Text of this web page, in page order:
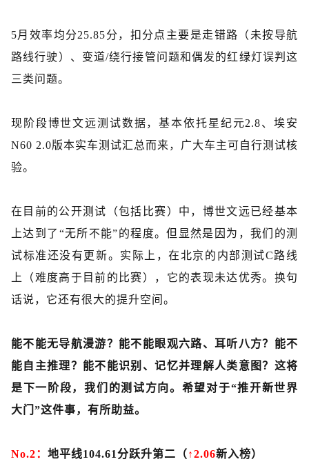
5月效率均分25.85分，扣分点主要是走错路（未按导航
路线行驶）、变道/绕行接管问题和偶发的红绿灯误判这
三类问题。
现阶段博世文远测试数据，基本依托星纪元2.8、埃安
N60 2.0版本实车测试汇总而来，广大车主可自行测试核
验。
在目前的公开测试（包括比赛）中，博世文远已经基本
上达到了 “无所不能”的程度。但显然是因为，我们的测
试标准还没有更新。实际上，在北京的内部测试C路线
上（难度高于目前的比赛），它的表现未达优秀。换句
话说，它还有很大的提升空间。
能不能无导航漫游？能不能眼观六路、耳听八方？能不
能自主推理？能不能识别、记忆并理解人类意图？这将
是下一阶段，我们的测试方向。希望对于“推开新世界
大门”这件事，有所助益。
No.2： 地平线104.61分跃升第二（ ↑2.06新入榜）